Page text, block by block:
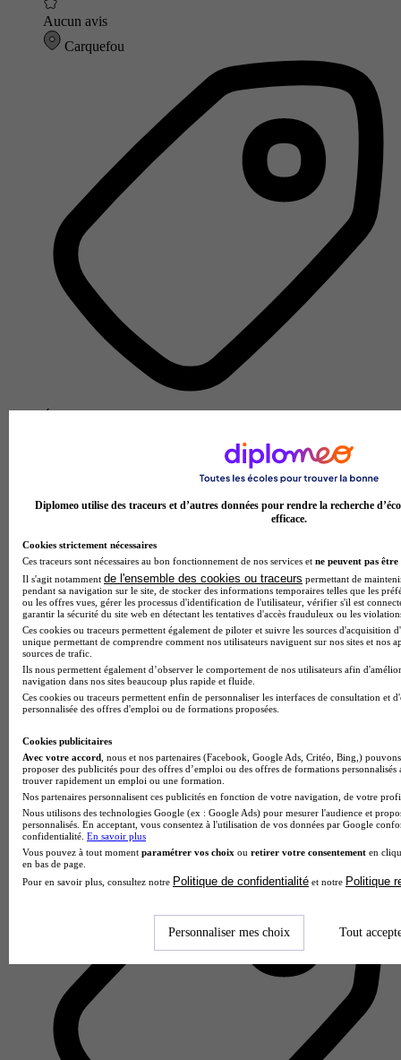
Aucun avis
Carquefou
Guardia Cybersecurity School - Paris
5.0
1 avis
Puteaux
Diplomeo utilise des traceurs et d’autres données pour rendre la recherche
efficace.
Cookies strictement nécessaires
Ces traceurs sont nécessaires au bon fonctionnement de nos services et ne peuvent pas être
Il s'agit notamment de l'ensemble des cookies ou traceurs permettant de
pendant sa navigation sur le site, de stocker des informations temporaires telles que les
ou les offres vues, gérer les processus d'identification de l'utilisateur, vérifier s'il est
garantir la sécurité du site web en détectant les tentatives d'accès frauduleux ou les
Ces cookies ou traceurs permettent également de piloter et suivre les sources d'acquisition
unique permettant de comprendre comment nos utilisateurs naviguent sur nos sites et nos
sources de trafic.
Ils nous permettent également d’observer le comportement de nos utilisateurs afin
navigation dans nos sites beaucoup plus rapide et fluide.
Ces cookies ou traceurs permettent enfin de personnaliser les interfaces de consultation et
personnalisée des offres d'emploi ou de formations proposées.
Cookies publicitaires
Avec votre accord , nous et nos partenaires (Facebook, Google Ads, Critéo, Bing,)
proposer des publicités pour des offres d’emploi ou des offres de formations
trouver rapidement un emploi ou une formation.
Nos partenaires personnalisent ces publicités en fonction de votre navigation, de votre
Nous utilisons des technologies Google (ex : Google Ads) pour mesurer l'audience et
personnalisés. En acceptant, vous consentez à l'utilisation de vos données par Google
confidentialité. En savoir plus
Vous pouvez à tout moment paramétrer vos choix ou retirer votre consentement en
en bas de page.
Pour en savoir plus, consultez notre Politique de confidentialité et notre Politique
Personnaliser mes choix Tout